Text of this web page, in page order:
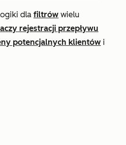
dla filtrów wielu
rejestracji przepływu
potencjalnych klientów i